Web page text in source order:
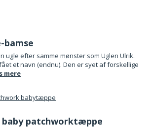
bamse
ugle efter samme mønster som Uglen Ulrik.
et navn (endnu). Den er syet af forskellige
mere
baby patchworktæppe